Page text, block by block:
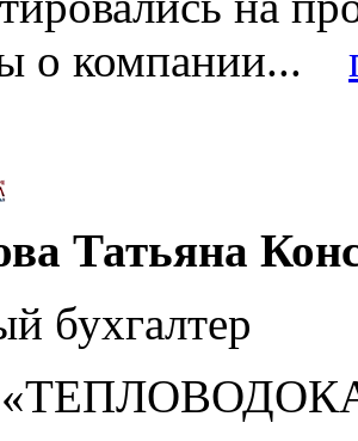
о компании...
Татьяна
бухгалтер